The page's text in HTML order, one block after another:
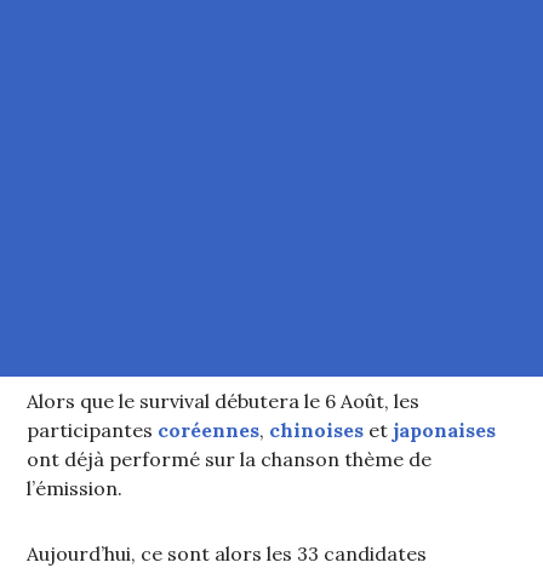
Alors que le survival débutera le 6 Août, les
participantes coréennes, chinoises etjaponaises
ont déjà performé sur la chanson thème de
l’émission.
Aujourd’hui, ce sont alors les 33 candidates